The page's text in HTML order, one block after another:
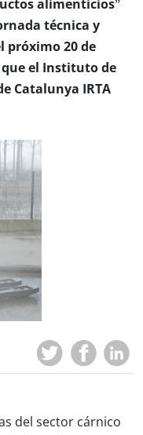
alimenticios”
técnica y
próximo 20 de
el Instituto de
Catalunya IRTA
del sector cárnico